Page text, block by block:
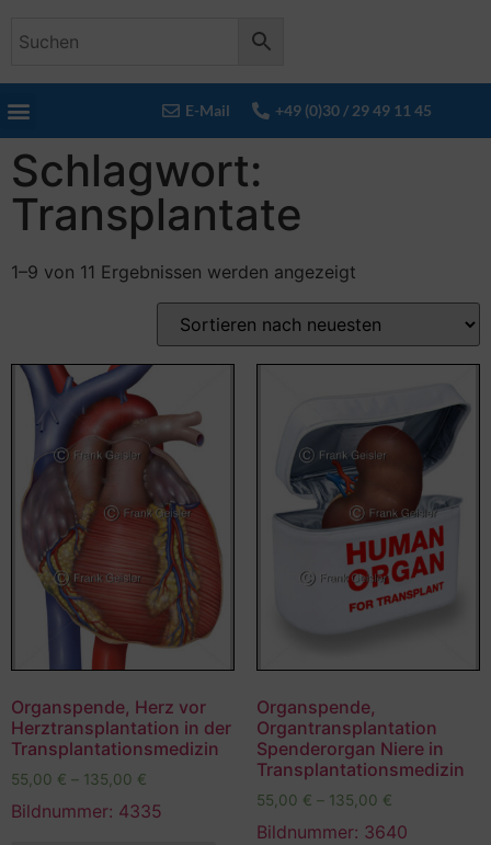
E-Mail +49 (0)30 / 29 49 11 45
Schlagwort:
Transplantate
1–9 von 11 Ergebnissen werden angezeigt
Organspende, Herz vor
Herztransplantation in der
Transplantationsmedizin
55,00 € – 135,00 €
Bildnummer: 4335
Organspende,
Organtransplantation
Spenderorgan Niere in
Transplantationsmedizin
55,00 € – 135,00 €
Bildnummer: 3640